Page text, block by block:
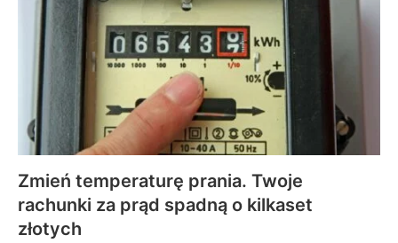
Zmień temperaturę prania. Twoje
rachunki za prąd spadną o kilkaset
złotych